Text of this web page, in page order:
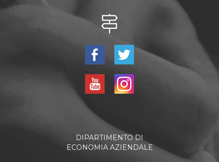
DIPARTIMENTO DI
ECONOMIA AZIENDALE